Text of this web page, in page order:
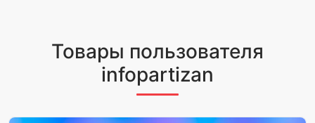
Товары пользователя
infopartizan